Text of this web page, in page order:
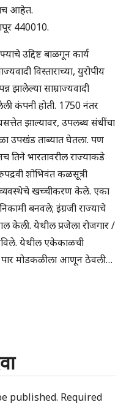
आहेत.
440010.
उद्दिष्ट बाळगून कार्य
विस्ताराच्या, युरोपीय
झालेल्या साम्राज्यवादी
कंपनी होती. 1750 नंतर
झाल्यावर, उपलब्ध संधींचा
उपखंड ताब्यात घेतला. पण
तिने भारतावरील राज्याकडे
शोभिवंत कळसूत्री
खच्चीकरण केले. एका
बनवले; इंग्रजी राज्याचे
केली. येथील प्रजेला रोजगार /
येथील एकेकाळची
पार मोडकळीला आणून ठेवली…
published. Required